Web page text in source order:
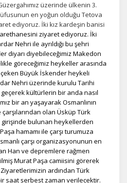
üzerinde ülkenin 3.
en yoğun olduğu Tetova
ediyoruz. İki kız kardeşin banisi
ziyaret ediyoruz. İki
Nehri ile ayrıldığı bu şehri
diyarı diyebileceğimiz Makedon
göreceğimiz heykeller arasında
Büyük İskender heykeli
Nehri üzerinde kurulu Tarihi
kültürlerin bir anda nasıl
bir an yaşayarak Osmanlının
olan Üsküp Türk
girişinde bulunan heykellerden
hamamı ile çarşı turumuza
çarşı organizasyonunun en
Han ve depremlere rağmen
Murat Paşa camiisini görerek
ardından Türk
bir saat serbest zaman verilecektir.